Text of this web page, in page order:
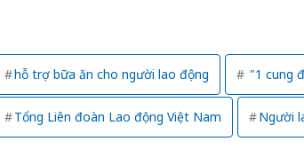
hỗ trợ bữa ăn cho người lao động "1 cung
Tổng Liên đoàn Lao động Việt Nam Người